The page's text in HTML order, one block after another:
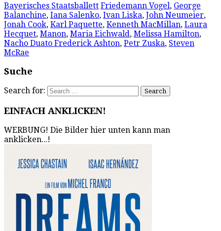
Bayerisches Staatsballett Friedemann Vogel, George
Balanchine, Iana Salenko, Ivan Liska, John Neumeier,
Jonah Cook, Karl Paquette, Kenneth MacMillan, Laura
Hecquet, Manon, Maria Eichwald, Melissa Hamilton,
Nacho Duato Frederick Ashton, Petr Zuska, Steven
McRae
Suche
Search for:
EINFACH ANKLICKEN!
WERBUNG! Die Bilder hier unten kann man
anklicken...!